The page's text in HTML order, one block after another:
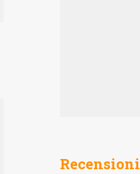
Recensioni